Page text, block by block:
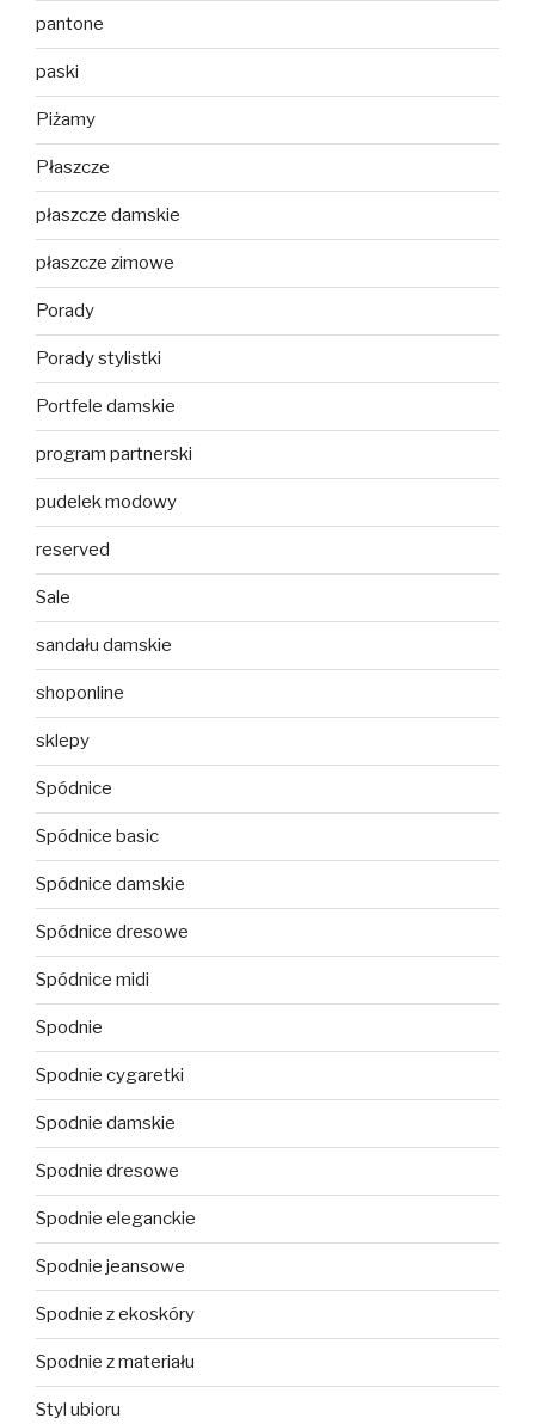
pantone
paski
Piżamy
Płaszcze
płaszcze damskie
płaszcze zimowe
Porady
Porady stylistki
Portfele damskie
program partnerski
pudelek modowy
reserved
Sale
sandału damskie
shoponline
sklepy
Spódnice
Spódnice basic
Spódnice damskie
Spódnice dresowe
Spódnice midi
Spodnie
Spodnie cygaretki
Spodnie damskie
Spodnie dresowe
Spodnie eleganckie
Spodnie jeansowe
Spodnie z ekoskóry
Spodnie z materiału
Styl ubioru